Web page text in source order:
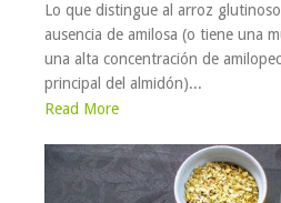
Lo que distingue al arroz
ausencia de amilosa (o tiene una
una alta concentración de
principal del almidón)...
Read More